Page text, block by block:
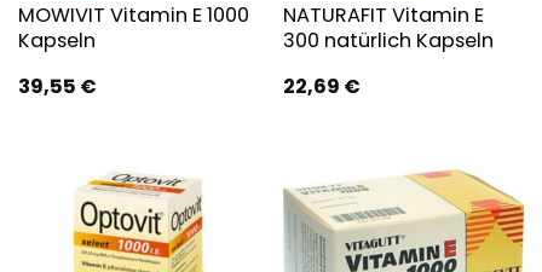
MOWIVIT Vitamin E 1000
Kapseln
39,55 €
NATURAFIT Vitamin E
300 natürlich Kapseln
22,69 €